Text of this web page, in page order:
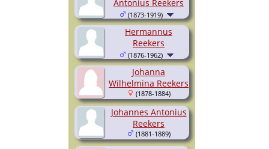
Antonius Reekers
(1873-1919)
Hermannus
Reekers
(1876-1962)
Johanna
Wilhelmina Reekers
(1878-1884)
Johannes Antonius
Reekers
(1881-1889)